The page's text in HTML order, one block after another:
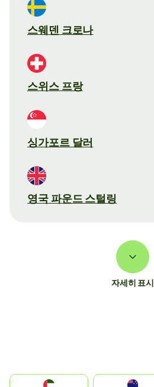
스웨덴 크로나
스위스 프랑
싱가포르 달러
영국 파운드 스털링
자세히 표시